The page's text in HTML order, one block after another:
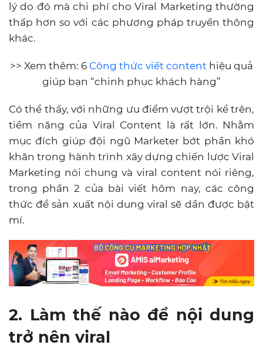
lý do đó mà chi phí cho Viral Marketing thường
thấp hơn so với các phương pháp truyền thông
khác.
>> Xem thêm: 6 Công thức viết content hiệu quả
giúp bạn “chinh phục khách hàng”
Có thể thấy, với những ưu điểm vượt trội kể trên,
tiềm năng của Viral Content là rất lớn. Nhằm
mục đích giúp đội ngũ Marketer bớt phần khó
khăn trong hành trình xây dựng chiến lược Viral
Marketing nói chung và viral content nói riêng,
trong phần 2 của bài viết hôm nay, các công
thức để sản xuất nội dung viral sẽ dần được bật
mí.
2. Làm thế nào để nội dung
trở nên viral